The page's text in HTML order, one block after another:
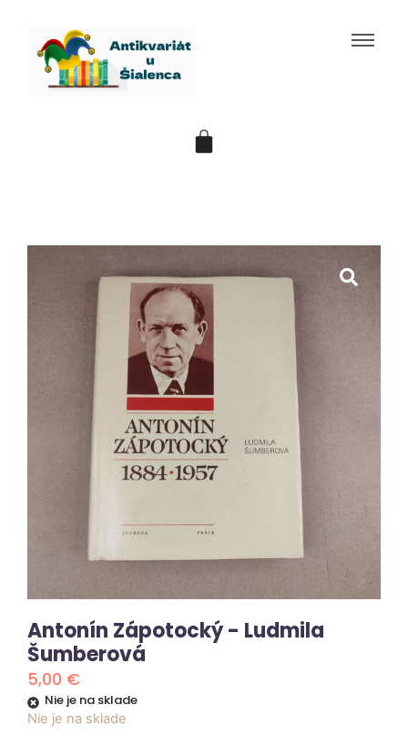
Antonín Zápotocký - Ludmila
Šumberová
5,00 €
Nie je na sklade
Nie je na sklade